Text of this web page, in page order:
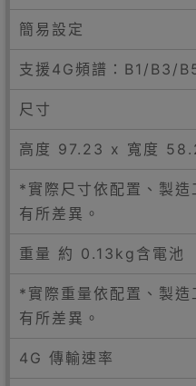
簡易設定
支援4G頻譜：B1/B3/
尺寸
高度 97.23 x 寬度
*實際尺寸依配置、製
有所差異。
重量 約 0.13kg含電池
*實際重量依配置、製
有所差異。
4G 傳輸速率